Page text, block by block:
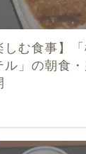
しむ食事】
ル」の朝食